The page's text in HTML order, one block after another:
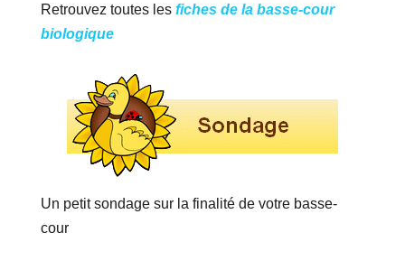
Retrouvez toutes les fiches de la basse-cour
biologique
Un petit sondage sur la finalité de votre basse-
cour